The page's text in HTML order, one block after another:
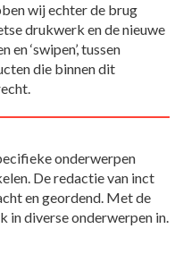
wij echter de brug
drukwerk en de nieuwe
‘swipen’, tussen
die binnen dit
onderwerpen
De redactie van inct
en geordend. Met de
in diverse onderwerpen in.